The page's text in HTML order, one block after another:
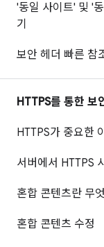
'동일 사이트' 및 '
기
보안 헤더 빠른 참
HTTPS를 통한 보
HTTPS가 중요한
서버에서 HTTPS
혼합 콘텐츠란 무
혼합 콘텐츠 수정